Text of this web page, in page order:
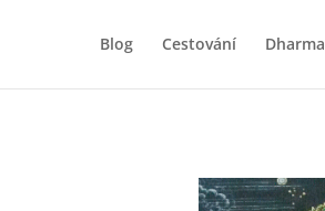
Blog Cestování Dharma